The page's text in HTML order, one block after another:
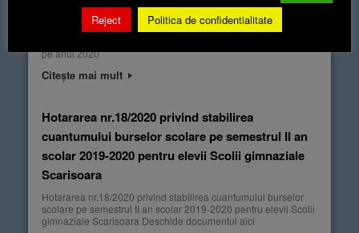
bugetului local pe anul 2020
pe anul 2020
Citește mai mult
Hotararea nr.18/2020 privind stabilirea
cuantumului burselor scolare pe semestrul II an
scolar 2019-2020 pentru elevii Scolii gimnaziale
Scarisoara
Hotararea nr.18/2020 privind stabilirea cuantumului burselor
scolare pe semestrul II an scolar 2019-2020 pentru elevii Scolii
gimnaziale Scarisoara Deschide documentul aici
Reject Politica de confidentialitate